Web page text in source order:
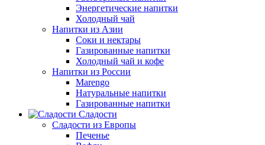
Энергетические напитки
Холодный чай
Напитки из Азии
Соки и нектары
Газированные напитки
Холодный чай и кофе
Напитки из России
Marengo
Натуральные напитки
Газированные напитки
Сладости
Сладости из Европы
Печенье